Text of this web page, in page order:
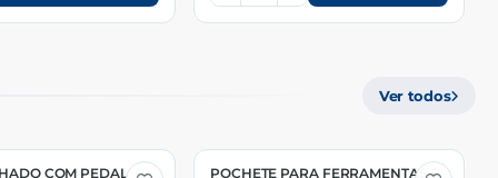
Ver todos
COM PEDAL
POCHETE PARA FERRAMENTAS 6